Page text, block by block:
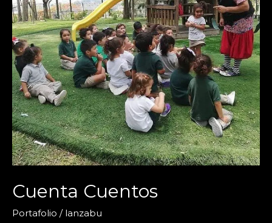
Cuenta Cuentos
Portafolio / lanzabu